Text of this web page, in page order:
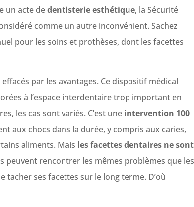
un acte dedentisterie esthétique, la Sécurité
comme un autre inconvénient. Sachez
pour les soins et prothèses, dont les facettes
par les avantages. Ce dispositif médical
à l’espace interdentaire trop important en
les cas sont variés. C’est uneintervention 100
aux chocs dans la durée, y compris aux caries,
aliments. Mais les facettes dentaires ne sont
peuvent rencontrer les mêmes problèmes que les
ses facettes sur le long terme. D’où